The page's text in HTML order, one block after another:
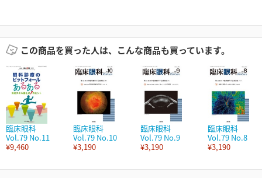
この商品を買った人は、こんな商品も買っています。
臨床眼科
Vol.79 No.11
¥9,460
臨床眼科
Vol.79 No.10
¥3,190
臨床眼科
Vol.79 No.9
¥3,190
臨床眼科
Vol.79 No.8
¥3,190